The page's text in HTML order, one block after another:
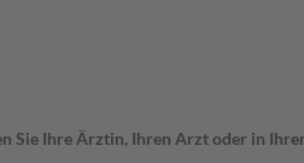
Sie Ihre Ärztin, Ihren Arzt oder in